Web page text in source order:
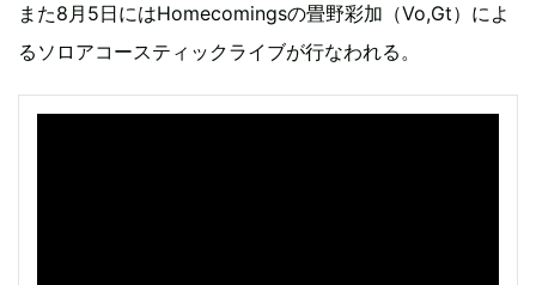
また8月5日にはHomecomingsの畳野彩加（Vo,Gt）によ
るソロアコースティックライブが行なわれる。